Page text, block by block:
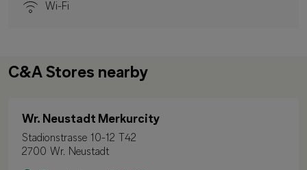
Wi-Fi
C&A Stores nearby
Wr. Neustadt Merkurcity
Stadionstrasse 10-12 T42
2700 Wr. Neustadt